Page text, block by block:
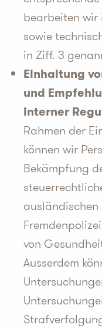
bearbeiten wir
sowie
in Ziff. 3
Einhaltung
und
interner
Rahmen der
können wir
Bekämpfung
von
Ausserdem